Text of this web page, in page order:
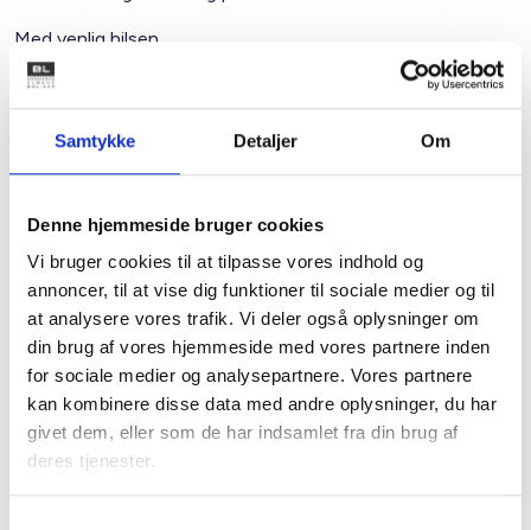
Samtykke Detaljer Om
Denne hjemmeside bruger cookies
Vi bruger cookies til at tilpasse vores indhold og
annoncer, til at vise dig funktioner til sociale medier og til
at analysere vores trafik. Vi deler også oplysninger om
din brug af vores hjemmeside med vores partnere inden
for sociale medier og analysepartnere. Vores partnere
kan kombinere disse data med andre oplysninger, du har
givet dem, eller som de har indsamlet fra din brug af
deres tjenester.
Med venlig hilsen
Bent Madsen / Merete Frese
Bent Madsen
Adm. direktør
Tlf: 28 88 18 77
Mail: bma@bl.dk